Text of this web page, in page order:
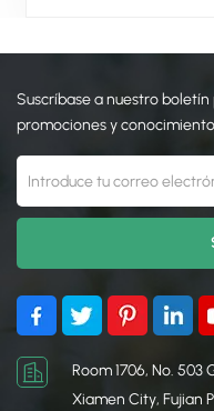
suelo. Proporcionan
el ángulo y la
de los paneles para
de energía. Estos
adaptan a diversos
terrenos y
de paneles, incluidas
opciones de
inclinación fija. Los
se utilizan comúnmente
proyectos y granjas
Suscríbase a nuestro
promociones y
Room 1706, No. 503
Xiamen City, Fujian